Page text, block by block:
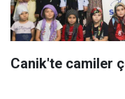
Canik'te camiler